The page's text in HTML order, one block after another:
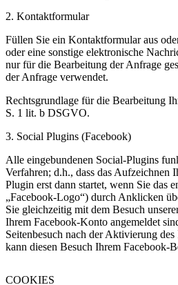
​2. Kontaktformular
Füllen Sie ein Kontaktformular aus
oder eine sonstige elektronische
nur für die Bearbeitung der Anfrage
der Anfrage verwendet.
Rechtsgrundlage für die Bearbeitung
S. 1 lit. b DSGVO.
​3. Social Plugins (Facebook)
Alle eingebundenen Social-Plugins
Verfahren; d.h., dass das Aufzeichnen
Plugin erst dann startet, wenn Sie das
„Facebook-Logo“) durch Anklicken
Sie gleichzeitig mit dem Besuch
Ihrem Facebook-Konto angemeldet
Seitenbesuch nach der Aktivierung
kann diesen Besuch Ihrem Facebook-
COOKIES